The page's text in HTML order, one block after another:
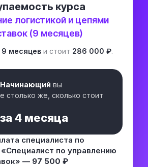
курса
логистикой и цепями
(9 месяцев)
9 месяцев и стоит 286 000 ₽.
Начинающий вы
столько же, сколько стоит
за 4 месяца
специалиста по
по управлению
— 97 500 ₽